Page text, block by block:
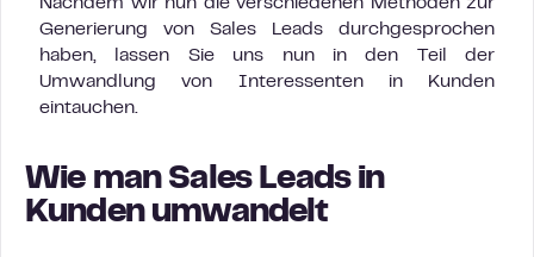
Nachdem wir nun die verschiedenen Methoden zur
Generierung von Sales Leads durchgesprochen
haben, lassen Sie uns nun in den Teil der
Umwandlung von Interessenten in Kunden
eintauchen.
Wie man Sales Leads in
Kunden umwandelt